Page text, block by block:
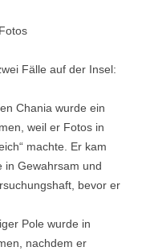
Fälle auf der Insel:
Chania wurde ein
weil er Fotos in
machte. Er kam
in Gewahrsam und
bevor er
Pole wurde in
nachdem er